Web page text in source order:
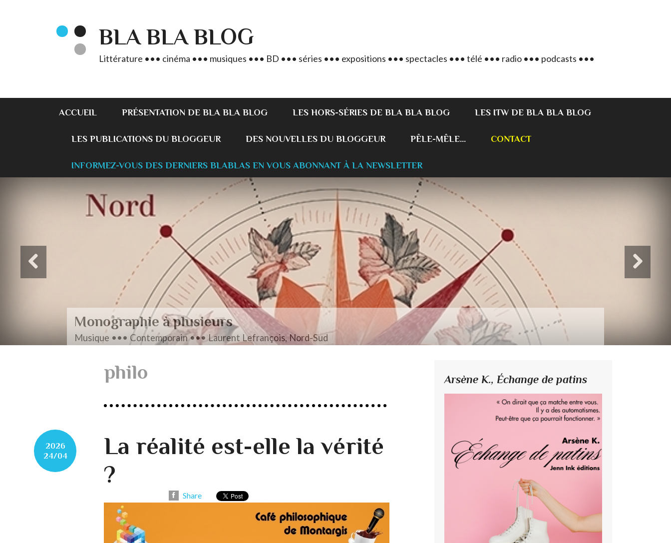
BLA BLA BLOG
Littérature ••• cinéma ••• musiques ••• BD ••• séries ••• expositions ••• spectacles ••• télé ••• radio ••• podcasts •••
ACCUEIL PRÉSENTATION DE BLA BLA BLOG LES HORS-SÉRIES DE BLA BLA BLOG LES ITW DE BLA BLA BLOG
LES PUBLICATIONS DU BLOGGEUR DES NOUVELLES DU BLOGGEUR PÊLE-MÊLE... CONTACT
INFORMEZ-VOUS DES DERNIERS BLABLAS EN VOUS ABONNANT À LA NEWSLETTER
Monographie à plusieurs
Musique ••• Contemporain ••• Laurent Lefrançois, Nord-Sud
philo
2026
24/04
La réalité est-elle la vérité
?
Share
Arsène K., Échange de patins